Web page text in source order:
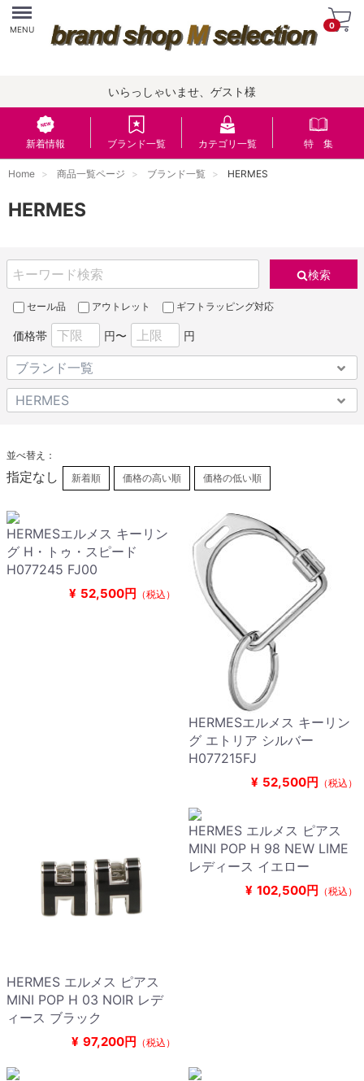
Menu
MENU 0
いらっしゃいませ、ゲスト様
新着情報 ブランド一覧 カテゴリ一覧 特 集
Home 商品一覧ページ ブランド一覧 HERMES
HERMES
検索
セール品 アウトレット ギフトラッピング対応
価格帯 円〜 円
並べ替え：
指定なし 新着順 価格の高い順 価格の低い順
HERMESエルメス キーリン
グ H・トゥ・スピード
H077245 FJ00
¥ 52,500円 （税込）
HERMESエルメス キーリン
グ エトリア シルバー
H077215FJ
¥ 52,500円 （税込）
HERMES エルメス ピアス
MINI POP H 03 NOIR レデ
ィース ブラック
¥ 97,200円 （税込）
HERMES エルメス ピアス
MINI POP H 98 NEW LIME
レディース イエロー
¥ 102,500円 （税込）